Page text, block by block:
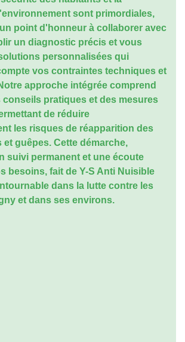
sont primordiales,
point d'honneur à collaborer avec
un diagnostic précis et vous
personnalisées qui
vos contraintes techniques et
approche intégrée comprend
conseils pratiques et des mesures
de réduire
les risques de réapparition des
et guêpes. Cette démarche,
suivi permanent et une écoute
besoins, fait de Y-S Anti Nuisible
dans la lutte contre les
et dans ses environs.